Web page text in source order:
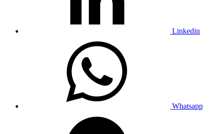
Linkedin
Whatsapp